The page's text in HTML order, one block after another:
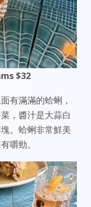
$32
有滿滿的蛤蜊，
，醬汁是大蒜白
。蛤蜊非常鮮美
嚼勁。